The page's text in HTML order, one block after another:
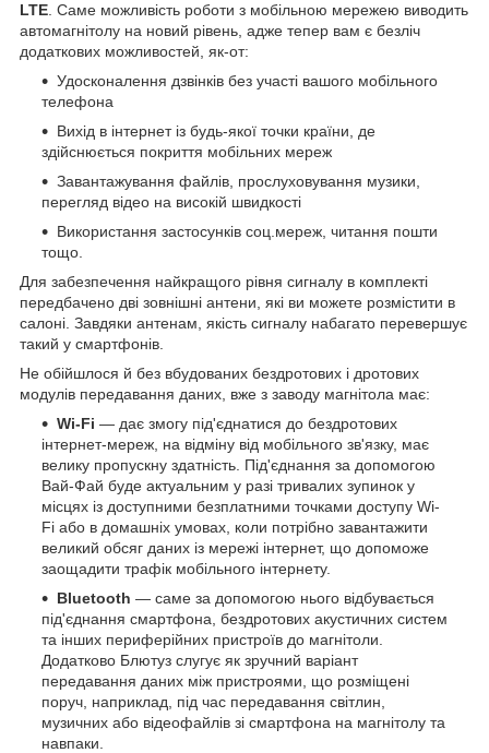
LTE. Саме можливість роботи з мобільною мережею виводить
автомагнітолу на новий рівень, адже тепер вам є безліч
додаткових можливостей, як-от:
Удосконалення дзвінків без участі вашого мобільного
телефона
Вихід в інтернет із будь-якої точки країни, де
здійснюється покриття мобільних мереж
Завантажування файлів, прослуховування музики,
перегляд відео на високій швидкості
Використання застосунків соц.мереж, читання пошти
тощо.
Для забезпечення найкращого рівня сигналу в комплекті
передбачено дві зовнішні антени, які ви можете розмістити в
салоні. Завдяки антенам, якість сигналу набагато перевершує
такий у смартфонів.
Не обійшлося й без вбудованих бездротових і дротових
модулів передавання даних, вже з заводу магнітола має:
Wi-Fi — дає змогу під'єднатися до бездротових
інтернет-мереж, на відміну від мобільного зв'язку, має
велику пропускну здатність. Під'єднання за допомогою
Вай-Фай буде актуальним у разі тривалих зупинок у
місцях із доступними безплатними точками доступу Wi-
Fi або в домашніх умовах, коли потрібно завантажити
великий обсяг даних із мережі інтернет, що допоможе
заощадити трафік мобільного інтернету.
Bluetooth — саме за допомогою нього відбувається
під'єднання смартфона, бездротових акустичних систем
та інших периферійних пристроїв до магнітоли.
Додатково Блютуз слугує як зручний варіант
передавання даних між пристроями, що розміщені
поруч, наприклад, під час передавання світлин,
музичних або відеофайлів зі смартфона на магнітолу та
навпаки.